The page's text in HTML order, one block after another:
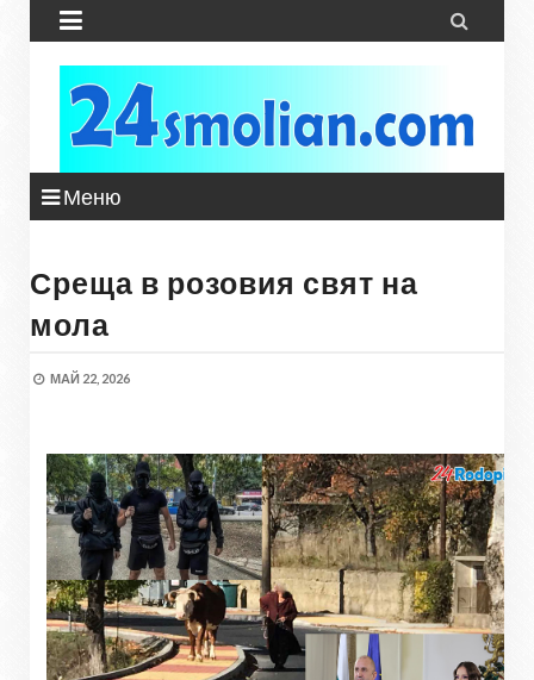
 
Меню
Среща в розовия свят на
мола
МАЙ 22, 2026